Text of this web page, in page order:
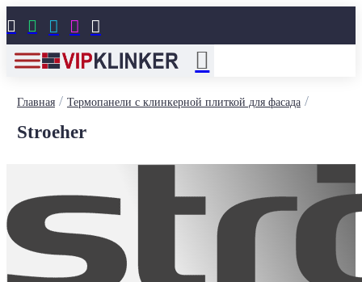
    
Главная/ Термопанели с клинкерной плиткой для фасада/
Stroeher